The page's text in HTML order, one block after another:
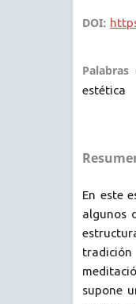
DOI:
Palabras
estética
En este
algunos
supone